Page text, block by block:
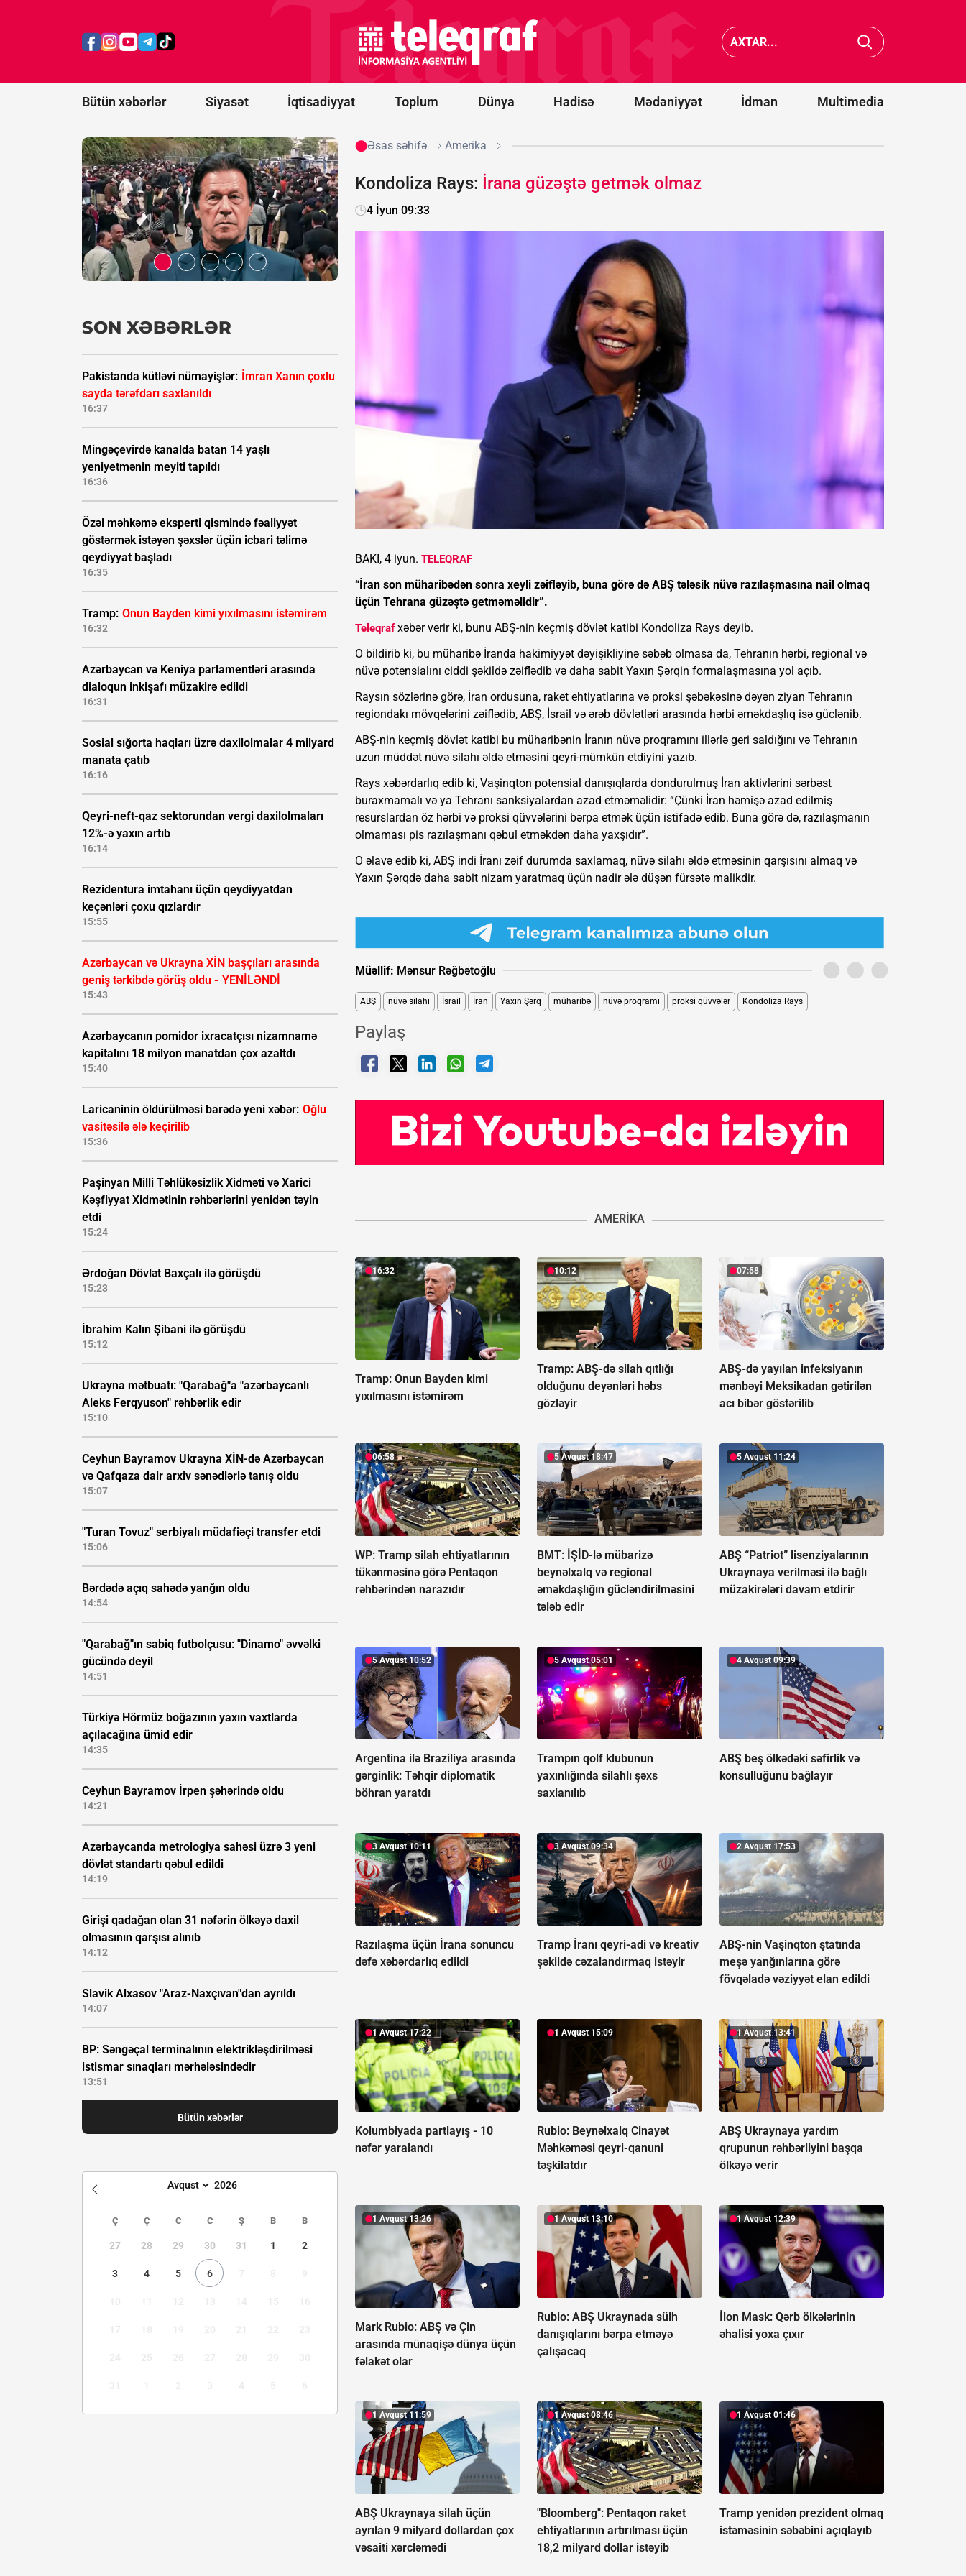
Bütün xəbərlər Siyasət İqtisadiyyat Toplum Dünya Hadisə Mədəniyyət İdman Multimedia
Xanın çoxlu
saxlanıldı
imtahanı
üçün
qeydiyyatdan
keçənləri
çoxu
Laricaninin
öldürülməsi
barədə yeni
xəbər:Oğlu
ələ keçirilib
SON XƏBƏRLƏR
Pakistanda kütləvi nümayişlər: İmran Xanın çoxlu
sayda tərəfdarı saxlanıldı
16:37
Mingəçevirdə kanalda batan 14 yaşlı
yeniyetmənin meyiti tapıldı
16:36
Özəl məhkəmə eksperti qismində fəaliyyət
göstərmək istəyən şəxslər üçün icbari təlimə
qeydiyyat başladı
16:35
Tramp: Onun Bayden kimi yıxılmasını istəmirəm
16:32
Azərbaycan və Keniya parlamentləri arasında
dialoqun inkişafı müzakirə edildi
16:31
Sosial sığorta haqları üzrə daxilolmalar 4 milyard
manata çatıb
16:16
Qeyri-neft-qaz sektorundan vergi daxilolmaları
12%-ə yaxın artıb
16:14
Rezidentura imtahanı üçün qeydiyyatdan
keçənləri çoxu qızlardır
15:55
Azərbaycan və Ukrayna XİN başçıları arasında
geniş tərkibdə görüş oldu - YENİLƏNDİ
15:43
Azərbaycanın pomidor ixracatçısı nizamnamə
kapitalını 18 milyon manatdan çox azaltdı
15:40
Laricaninin öldürülməsi barədə yeni xəbər: Oğlu
vasitəsilə ələ keçirilib
15:36
Paşinyan Milli Təhlükəsizlik Xidməti və Xarici
Kəşfiyyat Xidmətinin rəhbərlərini yenidən təyin
etdi
15:24
Ərdoğan Dövlət Baxçalı ilə görüşdü
15:23
İbrahim Kalın Şibani ilə görüşdü
15:12
Ukrayna mətbuatı: "Qarabağ"a "azərbaycanlı
Aleks Ferqyuson" rəhbərlik edir
15:10
Ceyhun Bayramov Ukrayna XİN-də Azərbaycan
və Qafqaza dair arxiv sənədlərlə tanış oldu
15:07
"Turan Tovuz" serbiyalı müdafiəçi transfer etdi
15:06
Bərdədə açıq sahədə yanğın oldu
14:54
"Qarabağ"ın sabiq futbolçusu: "Dinamo" əvvəlki
gücündə deyil
14:51
Türkiyə Hörmüz boğazının yaxın vaxtlarda
açılacağına ümid edir
14:35
Ceyhun Bayramov İrpen şəhərində oldu
14:21
Azərbaycanda metrologiya sahəsi üzrə 3 yeni
dövlət standartı qəbul edildi
14:19
Girişi qadağan olan 31 nəfərin ölkəyə daxil
olmasının qarşısı alınıb
14:12
Slavik Alxasov "Araz-Naxçıvan"dan ayrıldı
14:07
BP: Səngəçal terminalının elektrikləşdirilməsi
istismar sınaqları mərhələsindədir
13:51
Bütün xəbərlər
Ç Ç C C Ş B B
27 28 29 30 31 1 2
3 4 5 6
Əsas səhifə Amerika
Kondoliza Rays: İrana güzəştə getmək olmaz
4 İyun 09:33
BAKI, 4 iyun. TELEQRAF
“İran son müharibədən sonra xeyli zəifləyib, buna görə də ABŞ tələsik nüvə razılaşmasına nail olmaq
üçün Tehrana güzəştə getməməlidir”.
Teleqrafxəbər verir ki, bunu ABŞ-nin keçmiş dövlət katibi Kondoliza Rays deyib.
O bildirib ki, bu müharibə İranda hakimiyyət dəyişikliyinə səbəb olmasa da, Tehranın hərbi, regional və
nüvə potensialını ciddi şəkildə zəiflədib və daha sabit Yaxın Şərqin formalaşmasına yol açıb.
Raysın sözlərinə görə, İran ordusuna, raket ehtiyatlarına və proksi şəbəkəsinə dəyən ziyan Tehranın
regiondakı mövqelərini zəiflədib, ABŞ, İsrail və ərəb dövlətləri arasında hərbi əməkdaşlıq isə güclənib.
ABŞ-nin keçmiş dövlət katibi bu müharibənin İranın nüvə proqramını illərlə geri saldığını və Tehranın
uzun müddət nüvə silahı əldə etməsini qeyri-mümkün etdiyini yazıb.
Rays xəbərdarlıq edib ki, Vaşinqton potensial danışıqlarda dondurulmuş İran aktivlərini sərbəst
buraxmamalı və ya Tehranı sanksiyalardan azad etməməlidir: “Çünki İran həmişə azad edilmiş
resurslardan öz hərbi və proksi qüvvələrini bərpa etmək üçün istifadə edib. Buna görə də, razılaşmanın
olmaması pis razılaşmanı qəbul etməkdən daha yaxşıdır”.
O əlavə edib ki, ABŞ indi İranı zəif durumda saxlamaq, nüvə silahı əldə etməsinin qarşısını almaq və
Yaxın Şərqdə daha sabit nizam yaratmaq üçün nadir ələ düşən fürsətə malikdir.
Müəllif: Mənsur Rəğbətoğlu
ABŞ nüvə silahı İsrail İran Yaxın Şərq müharibə nüvə proqramı proksi qüvvələr Kondoliza Rays
Paylaş
AMERIKA
16:32
Tramp: Onun Bayden kimi
yıxılmasını istəmirəm
10:12
Tramp: ABŞ-də silah qıtlığı
olduğunu deyənləri həbs
gözləyir
07:58
ABŞ-də yayılan infeksiyanın
mənbəyi Meksikadan gətirilən
acı bibər göstərilib
06:58
WP: Tramp silah ehtiyatlarının
tükənməsinə görə Pentaqon
rəhbərindən narazıdır
5 Avqust 18:47
BMT: İŞİD-lə mübarizə
beynəlxalq və regional
əməkdaşlığın gücləndirilməsini
tələb edir
5 Avqust 11:24
ABŞ “Patriot” lisenziyalarının
Ukraynaya verilməsi ilə bağlı
müzakirələri davam etdirir
5 Avqust 10:52
Argentina ilə Braziliya arasında
gərginlik: Təhqir diplomatik
böhran yaratdı
5 Avqust 05:01
Trampın qolf klubunun
yaxınlığında silahlı şəxs
saxlanılıb
4 Avqust 09:39
ABŞ beş ölkədəki səfirlik və
konsulluğunu bağlayır
3 Avqust 10:11
Razılaşma üçün İrana sonuncu
dəfə xəbərdarlıq edildi
3 Avqust 09:34
Tramp İranı qeyri-adi və kreativ
şəkildə cəzalandırmaq istəyir
2 Avqust 17:53
ABŞ-nin Vaşinqton ştatında
meşə yanğınlarına görə
fövqəladə vəziyyət elan edildi
1 Avqust 17:22
Kolumbiyada partlayış - 10
nəfər yaralandı
1 Avqust 15:09
Rubio: Beynəlxalq Cinayət
Məhkəməsi qeyri-qanuni
təşkilatdır
1 Avqust 13:41
ABŞ Ukraynaya yardım
qrupunun rəhbərliyini başqa
ölkəyə verir
1 Avqust 13:26
Mark Rubio: ABŞ və Çin
arasında münaqişə dünya üçün
fəlakət olar
1 Avqust 13:10
Rubio: ABŞ Ukraynada sülh
danışıqlarını bərpa etməyə
çalışacaq
1 Avqust 12:39
İlon Mask: Qərb ölkələrinin
əhalisi yoxa çıxır
1 Avqust 11:59
ABŞ Ukraynaya silah üçün
ayrılan 9 milyard dollardan çox
vəsaiti xərcləmədi
1 Avqust 08:46
"Bloomberg": Pentaqon raket
ehtiyatlarının artırılması üçün
18,2 milyard dollar istəyib
1 Avqust 01:46
Tramp yenidən prezident olmaq
istəməsinin səbəbini açıqlayıb